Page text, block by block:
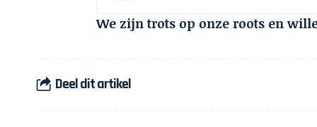
We zijn trots op onze roots en
Deel dit artikel